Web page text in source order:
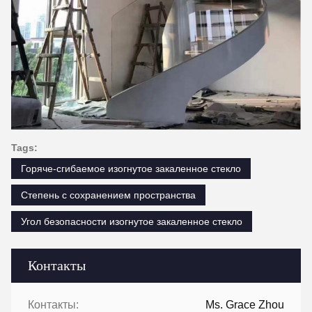
Контакты
Контакты: Ms. Grace Zhou
Tags:
Горяче-сгибаемое изогнутое закаленное стекло
Степень с сохранением пространства
Угол безопасности изогнутое закаленное стекло